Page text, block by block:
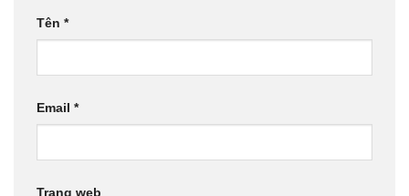
Tên *
Email *
Trang web